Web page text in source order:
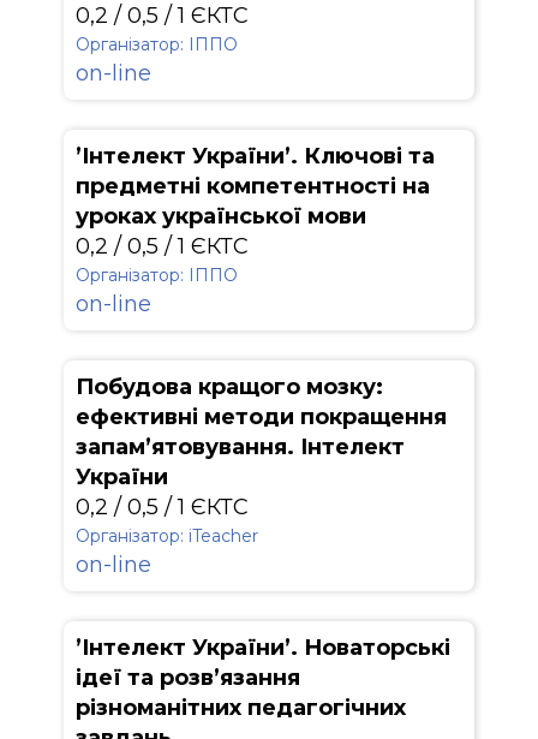
0,2 / 0,5 / 1 ЄКТС
Організатор: ІППО
on-line
’Інтелект України’. Ключові та
предметні компетентності на
уроках української мови
0,2 / 0,5 / 1 ЄКТС
Організатор: ІППО
on-line
Побудова кращого мозку:
ефективні методи покращення
запам’ятовування. Інтелект
України
0,2 / 0,5 / 1 ЄКТС
Організатор: iTeacher
on-line
’Інтелект України’. Новаторські
ідеї та розв’язання
різноманітних педагогічних